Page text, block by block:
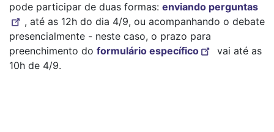
pode participar de duas formas: enviando perguntas
, até as 12h do dia 4/9, ou acompanhando o debate
presencialmente - neste caso, o prazo para
preenchimento do formulário específico
vai até as
10h de 4/9.